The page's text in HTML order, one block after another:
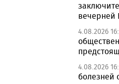
вечерней
4.08.2026
4.08.2026
болезней